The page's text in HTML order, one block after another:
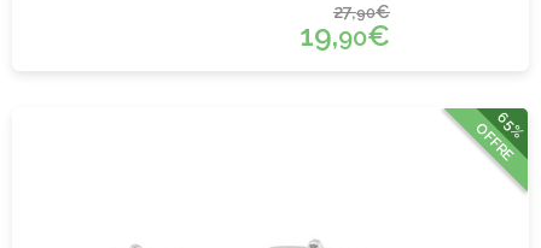
27,90€
19,90€
65%
OFFRE